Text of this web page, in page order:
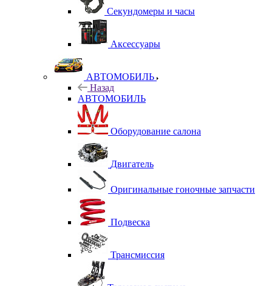
Секундомеры и часы
Аксессуары
АВТОМОБИЛЬ
Назад
АВТОМОБИЛЬ
Оборудование салона
Двигатель
Оригинальные гоночные запчасти
Подвеска
Трансмиссия